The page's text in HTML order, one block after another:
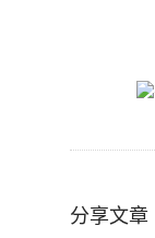
分享文章